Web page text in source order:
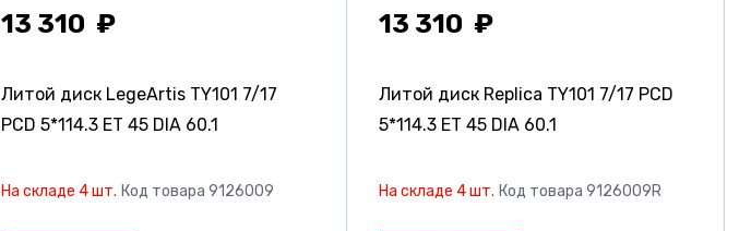
13 310
Литой диск LegeArtis TY101 7/17
PCD 5*114.3 ET 45 DIA 60.1
На складе 4 шт. Код товара 9126009
13 310
Литой диск Replica TY101 7/17 PCD
5*114.3 ET 45 DIA 60.1
На складе 4 шт. Код товара 9126009R